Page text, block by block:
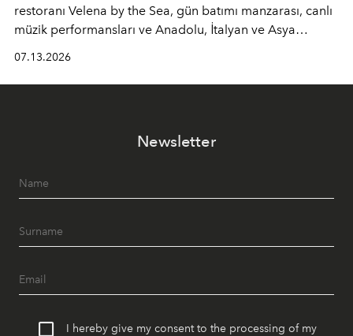
restoranı Velena by the Sea, gün batımı manzarası, canlı
müzik performansları ve Anadolu, İtalyan ve Asya
devam ediyor.
07.13.2026
Newsletter
I hereby give my consent to the processing of my